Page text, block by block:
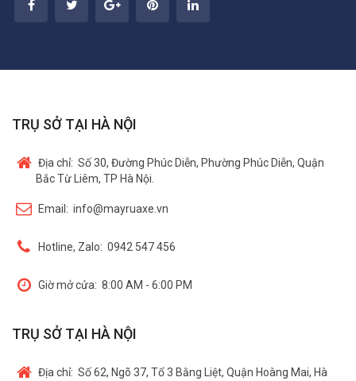
TRỤ SỞ TẠI HÀ NỘI
Địa chỉ: Số 30, Đường Phúc Diễn, Phường Phúc Diễn, Quận
Bắc Từ Liêm, TP Hà Nội.
Email: info@mayruaxe.vn
Hotline, Zalo: 0942 547 456
Giờ mở cửa: 8:00 AM - 6:00 PM
TRỤ SỞ TẠI HÀ NỘI
Địa chỉ: Số 62, Ngõ 37, Tổ 3 Bằng Liệt, Quận Hoàng Mai, Hà